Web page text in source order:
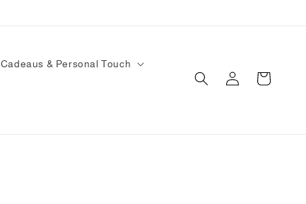
Cadeaus & Personal Touch
InloggenWinkelwagen